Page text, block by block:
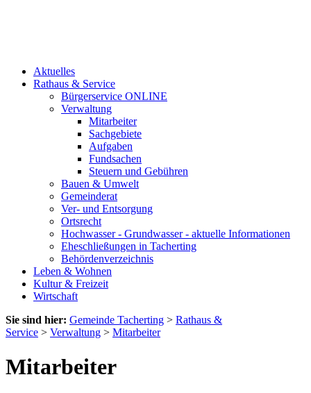
Aktuelles
Rathaus & Service
Bürgerservice ONLINE
Verwaltung
Mitarbeiter
Sachgebiete
Aufgaben
Fundsachen
Steuern und Gebühren
Bauen & Umwelt
Gemeinderat
Ver- und Entsorgung
Ortsrecht
Hochwasser - Grundwasser - aktuelle Informationen
Eheschließungen in Tacherting
Behördenverzeichnis
Leben & Wohnen
Kultur & Freizeit
Wirtschaft
Sie sind hier: Gemeinde Tacherting > Rathaus &
Service > Verwaltung > Mitarbeiter
Mitarbeiter